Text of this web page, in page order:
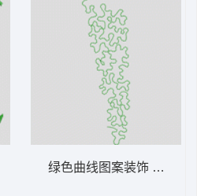
绿色曲线图案装饰 花型